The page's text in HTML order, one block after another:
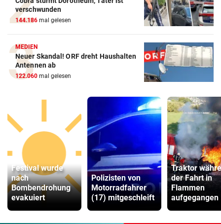
verschwunden
144.186 mal gelesen
MEDIEN
Neuer Skandal! ORF dreht Haushalten
Antennen ab
122.060 mal gelesen
Festival wurde
nach
Bombendrohung
evakuiert
Polizisten von
Motorradfahrer
(17) mitgeschleift
Traktor
der Fahrt in
Flammen
aufgegangen